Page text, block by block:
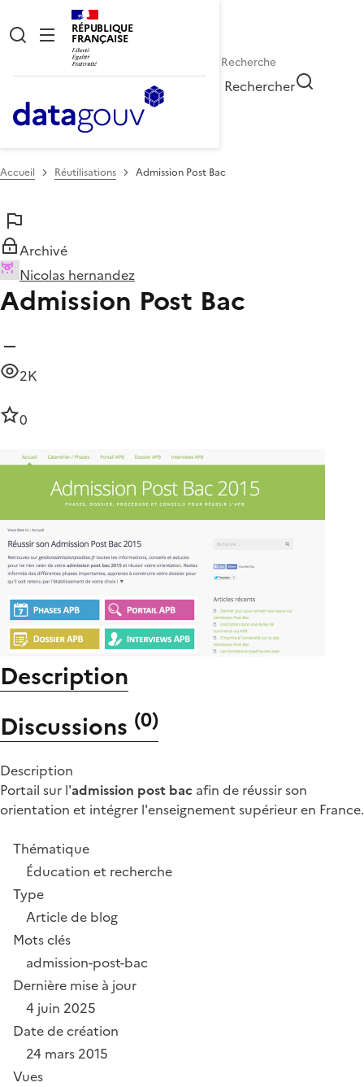
RÉPUBLIQUE
FRANÇAISE
Rechercher
Accueil Réutilisations Admission Post Bac
Archivé
Nicolas hernandez
Admission Post Bac
2K
0
Description
Discussions (0)
Description
Portail sur l'admission post bac afin de réussir son
orientation et intégrer l'enseignement supérieur en France.
Thématique
Éducation et recherche
Type
Article de blog
Mots clés
admission-post-bac
Dernière mise à jour
4 juin 2025
Date de création
24 mars 2015
Vues